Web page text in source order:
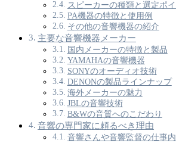
スピーカーの種類と選定ポ
PA機器の特徴と使用例
その他の音響機器の紹介
主要な音響機器メーカー
国内メーカーの特徴と製品
YAMAHAの音響機器
SONYのオーディオ技術
DENONの製品ラインナップ
海外メーカーの魅力
JBLの音響技術
B&Wの音質へのこだわり
音響の専門家に頼るべき理由
音響さんや音響監督の仕事